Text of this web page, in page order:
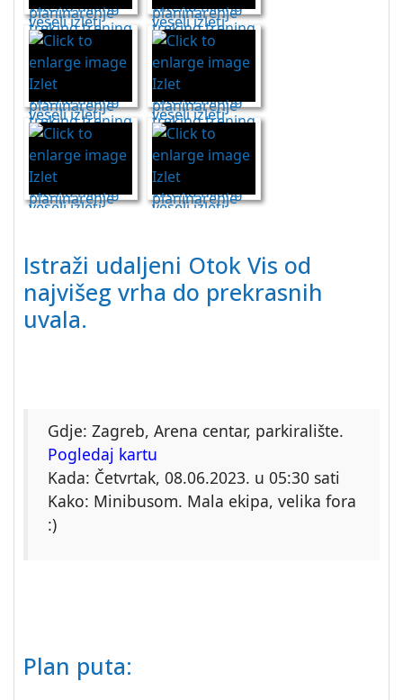
Istraži udaljeni Otok Vis od
najvišeg vrha do prekrasnih
uvala.
Gdje: Zagreb, Arena centar, parkiralište.
Pogledaj kartu
Kada: Četvrtak, 08.06.2023. u 05:30 sati
Kako: Minibusom. Mala ekipa, velika fora
:)
Plan puta: